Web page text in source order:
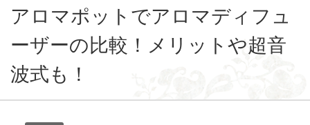
アロマポットでアロマディフュ
ーザーの比較！メリットや超音
波式も！